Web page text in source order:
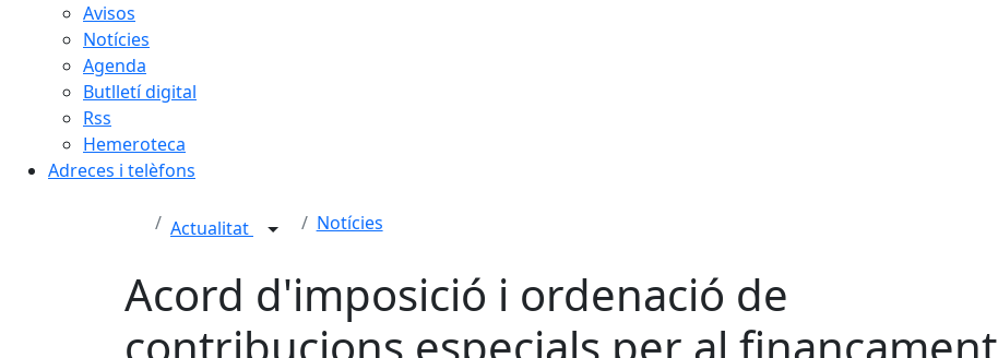
Avisos
Notícies
Agenda
Butlletí digital
Rss
Hemeroteca
Adreces i telèfons
Actualitat Notícies
Acord d'imposició i ordenació de